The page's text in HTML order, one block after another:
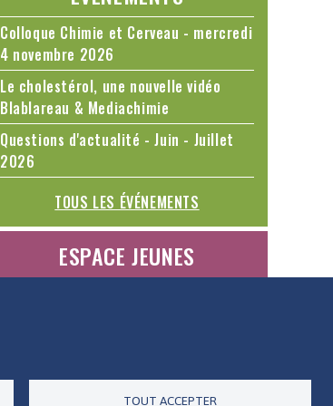
Colloque Chimie et Cerveau - mercredi
4 novembre 2026
Le cholestérol, une nouvelle vidéo
Blablareau & Mediachimie
Questions d'actualité - Juin - Juillet
2026
TOUS LES ÉVÉNEMENTS
ESPACE JEUNES
TOUT ACCEPTER